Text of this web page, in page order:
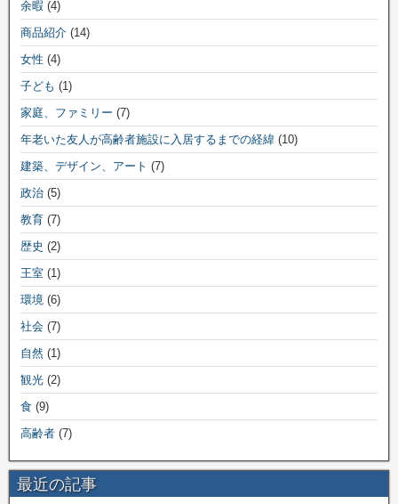
余暇 (4)
商品紹介 (14)
女性 (4)
子ども (1)
家庭、ファミリー (7)
年老いた友人が高齢者施設に入居するまでの経緯 (10)
建築、デザイン、アート (7)
政治 (5)
教育 (7)
歴史 (2)
王室 (1)
環境 (6)
社会 (7)
自然 (1)
観光 (2)
食 (9)
高齢者 (7)
最近の記事